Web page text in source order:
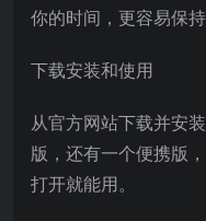
你的时间，更容易保持
下载安装和使用
从官方网站下载并安
版，还有一个便携版
打开就能用。